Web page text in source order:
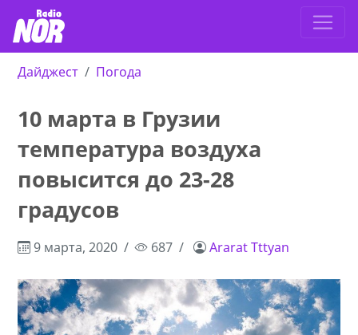
Дайджест Погода
10 марта в Грузии
температура воздуха
повысится до 23-28
градусов
9 марта, 2020 687 Ararat Tttyan